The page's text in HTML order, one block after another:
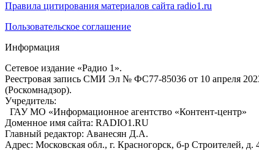
Правила цитирования материалов сайта radio1.ru
Пользовательское соглашение
Информация
Сетевое издание «Радио 1».
Реестровая запись СМИ Эл № ФС77-85036 от 10 апреля
(Роскомнадзор).
Учредитель:
ГАУ МО «Информационное агентство «Контент-центр»
Доменное имя сайта: RADIO1.RU
Главный редактор: Аванесян Д.А.
Адрес: Московская обл., г. Красногорск, б-р Строителей,